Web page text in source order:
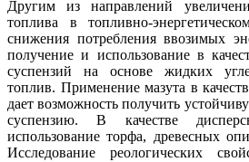
Другим из направлений
топлива в топливно-
снижения потребления ввозимых
получение и использование в
суспензий на основе жидких
топлив. Применение мазута в
дает возможность получить
суспензию. В качестве
использование торфа, древесных
Исследование реологических